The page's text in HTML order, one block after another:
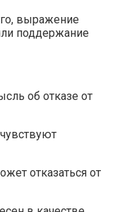
выражение
поддержание
об отказе от
отказаться от